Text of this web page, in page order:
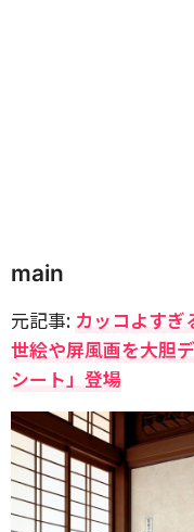
main
元記事: カッコよすぎ
世絵や屏風画を大胆
シート」登場